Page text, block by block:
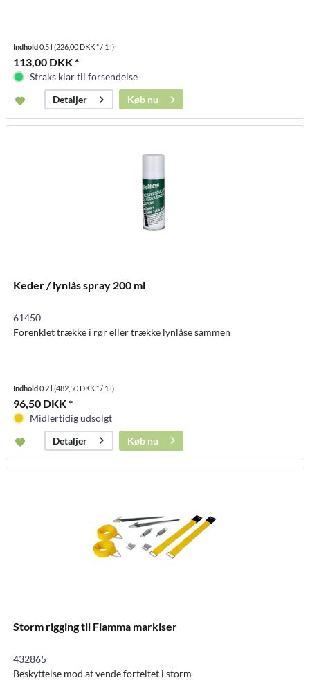
Indhold0.5 l(226,00 DKK * / 1 l)
113,00 DKK *
Straks klar til forsendelse
Detaljer
Køb nu
Keder / lynlås spray 200 ml
61450
Forenklet trække i rør eller trække lynlåse sammen
Indhold0.2 l(482,50 DKK * / 1 l)
96,50 DKK *
Midlertidig udsolgt
Detaljer
Køb nu
Storm rigging til Fiamma markiser
432865
Beskyttelse mod at vende forteltet i storm